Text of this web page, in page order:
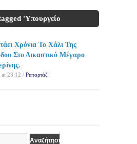
'Υπουργείο
Χρόνια Το Χάλι Της
Στο Δικαστικό Μέγαρο
at 23:12 / Ρεπορτάζ